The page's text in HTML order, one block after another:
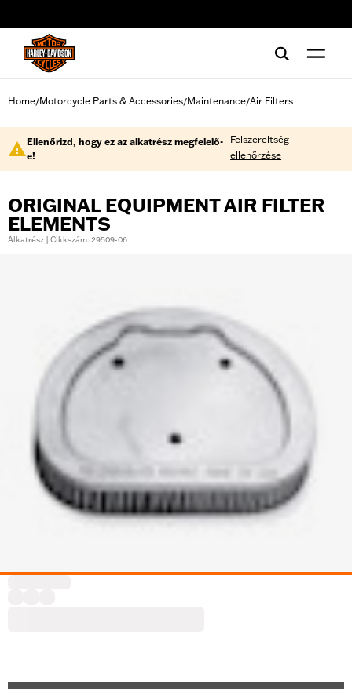
Home/Motorcycle Parts & Accessories/Maintenance/Air Filters
Ellenőrizd, hogy ez az alkatrész megfelelő-
e!
Felszereltség
ellenőrzése
ORIGINAL EQUIPMENT AIR FILTER
ELEMENTS
Alkatrész | Cikkszám: 29509-06